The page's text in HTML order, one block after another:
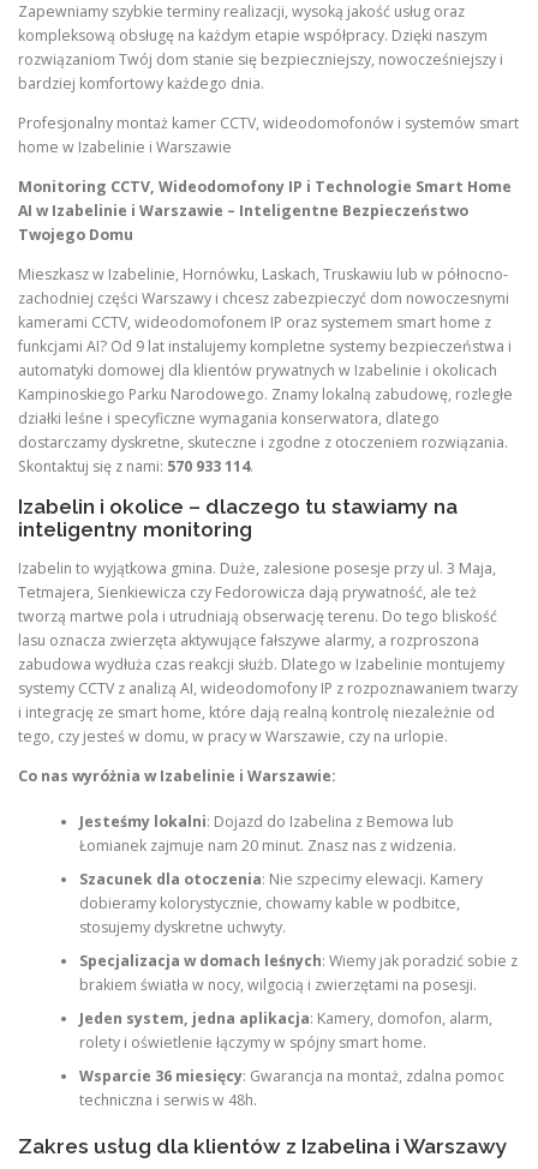
Zapewniamy szybkie terminy realizacji, wysoką jakość usług oraz
kompleksową obsługę na każdym etapie współpracy. Dzięki naszym
rozwiązaniom Twój dom stanie się bezpieczniejszy, nowocześniejszy i
bardziej komfortowy każdego dnia.
Profesjonalny montaż kamer CCTV, wideodomofonów i systemów smart
home w Izabelinie i Warszawie
Monitoring CCTV, Wideodomofony IP i Technologie Smart Home
AI w Izabelinie i Warszawie – Inteligentne Bezpieczeństwo
Twojego Domu
Mieszkasz w Izabelinie, Hornówku, Laskach, Truskawiu lub w północno-
zachodniej części Warszawy i chcesz zabezpieczyć dom nowoczesnymi
kamerami CCTV, wideodomofonem IP oraz systemem smart home z
funkcjami AI? Od 9 lat instalujemy kompletne systemy bezpieczeństwa i
automatyki domowej dla klientów prywatnych w Izabelinie i okolicach
Kampinoskiego Parku Narodowego. Znamy lokalną zabudowę, rozległe
działki leśne i specyficzne wymagania konserwatora, dlatego
dostarczamy dyskretne, skuteczne i zgodne z otoczeniem rozwiązania.
Skontaktuj się z nami: 570 933 114.
Izabelin i okolice – dlaczego tu stawiamy na
inteligentny monitoring
Izabelin to wyjątkowa gmina. Duże, zalesione posesje przy ul. 3 Maja,
Tetmajera, Sienkiewicza czy Fedorowicza dają prywatność, ale też
tworzą martwe pola i utrudniają obserwację terenu. Do tego bliskość
lasu oznacza zwierzęta aktywujące fałszywe alarmy, a rozproszona
zabudowa wydłuża czas reakcji służb. Dlatego w Izabelinie montujemy
systemy CCTV z analizą AI, wideodomofony IP z rozpoznawaniem twarzy
i integrację ze smart home, które dają realną kontrolę niezależnie od
tego, czy jesteś w domu, w pracy w Warszawie, czy na urlopie.
Co nas wyróżnia w Izabelinie i Warszawie:
Jesteśmy lokalni: Dojazd do Izabelina z Bemowa lub
Łomianek zajmuje nam 20 minut. Znasz nas z widzenia.
Szacunek dla otoczenia: Nie szpecimy elewacji. Kamery
dobieramy kolorystycznie, chowamy kable w podbitce,
stosujemy dyskretne uchwyty.
Specjalizacja w domach leśnych: Wiemy jak poradzić sobie z
brakiem światła w nocy, wilgocią i zwierzętami na posesji.
Jeden system, jedna aplikacja: Kamery, domofon, alarm,
rolety i oświetlenie łączymy w spójny smart home.
Wsparcie 36 miesięcy: Gwarancja na montaż, zdalna pomoc
techniczna i serwis w 48h.
Zakres usług dla klientów z Izabelina i Warszawy